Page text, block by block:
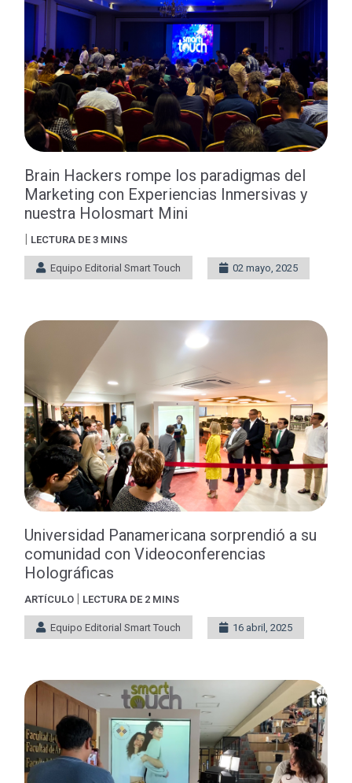
Brain Hackers rompe los paradigmas del
Marketing con Experiencias Inmersivas y
nuestra Holosmart Mini
| LECTURA DE 3 MINS
Equipo Editorial Smart Touch 02 mayo, 2025
Universidad Panamericana sorprendió a su
comunidad con Videoconferencias
Holográficas
ARTÍCULO | LECTURA DE 2 MINS
Equipo Editorial Smart Touch 16 abril, 2025